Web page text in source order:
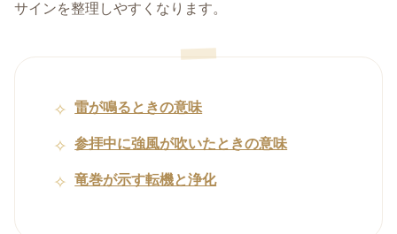
サインを整理しやすくなります。
雷が鳴るときの意味
参拝中に強風が吹いたときの意味
竜巻が示す転機と浄化